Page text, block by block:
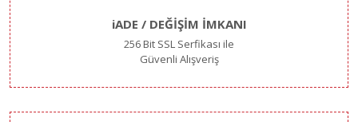
iADE / DEĞİŞİM İMKANI
256 Bit SSL Serfikası ile
Güvenli Alışveriş